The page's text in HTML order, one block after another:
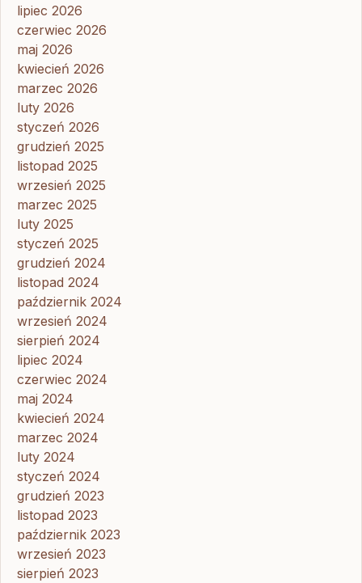
lipiec 2026
czerwiec 2026
maj 2026
kwiecień 2026
marzec 2026
luty 2026
styczeń 2026
grudzień 2025
listopad 2025
wrzesień 2025
marzec 2025
luty 2025
styczeń 2025
grudzień 2024
listopad 2024
październik 2024
wrzesień 2024
sierpień 2024
lipiec 2024
czerwiec 2024
maj 2024
kwiecień 2024
marzec 2024
luty 2024
styczeń 2024
grudzień 2023
listopad 2023
październik 2023
wrzesień 2023
sierpień 2023